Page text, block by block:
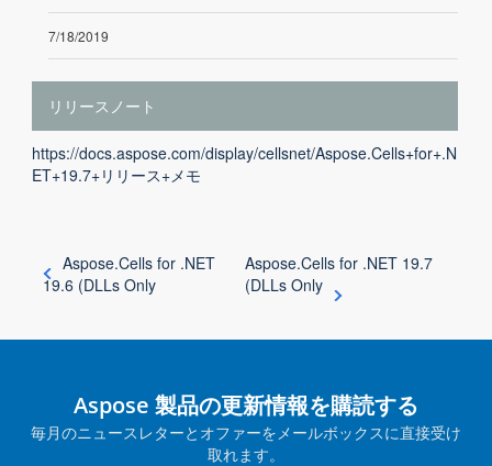
7/18/2019
リリースノート
https://docs.aspose.com/display/cellsnet/Aspose.Cells+for+.N
ET+19.7+リリース+メモ
Aspose.Cells for .NET
19.6 (DLLs Only
Aspose.Cells for .NET 19.7
(DLLs Only
Aspose 製品の更新情報を購読する
毎月のニュースレターとオファーをメールボックスに直接受け
取れます。